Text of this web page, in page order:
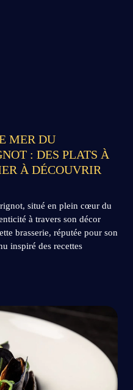
MER DU
: DES PLATS À
À DÉCOUVRIR
situé en plein cœur du
à travers son décor
brasserie, réputée pour son
inspiré des recettes